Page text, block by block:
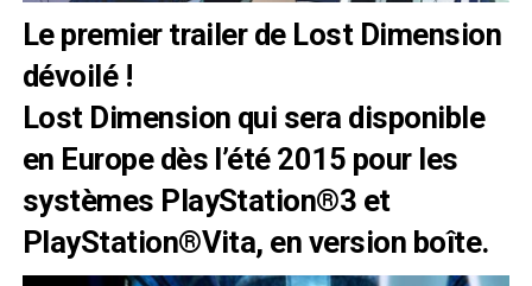
Le premier trailer de Lost Dimension
dévoilé !
Lost Dimension qui sera disponible
en Europe dès l’été 2015 pour les
systèmes PlayStation®3 et
PlayStation®Vita, en version boîte.